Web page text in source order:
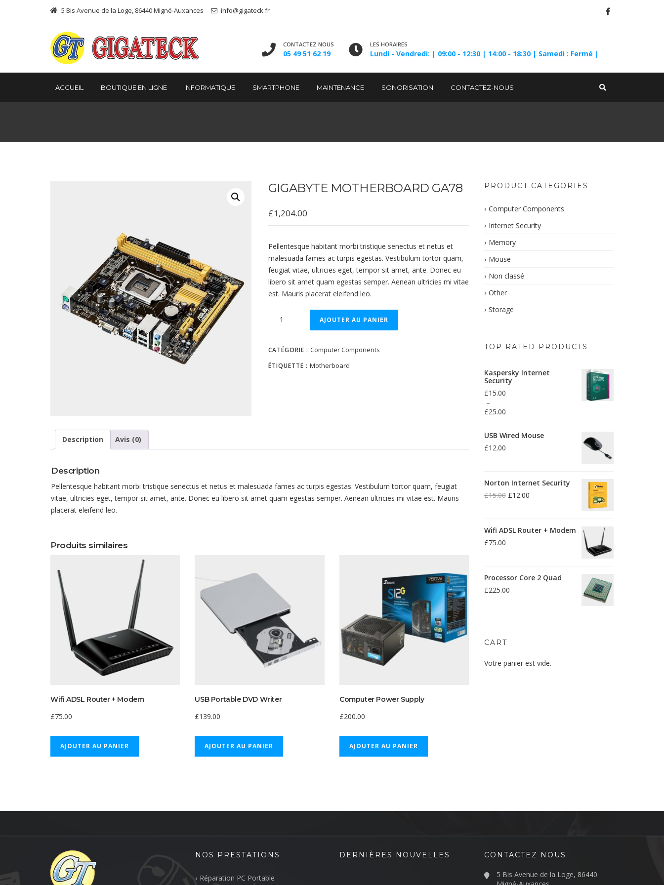
5 Bis Avenue de la Loge, 86440 Migné-Auxances info@gigateck.fr
CONTACTEZ NOUS
05 49 51 62 19
LES HORAIRES
Lundi - Vendredi: | 09:00 - 12:30 | 14:00 - 18:30 | Samedi : Fermé |
ACCUEIL BOUTIQUE EN LIGNE INFORMATIQUE SMARTPHONE MAINTENANCE SONORISATION CONTACTEZ-NOUS
GIGABYTE MOTHERBOARD GA78
£1,204.00
Pellentesque habitant morbi tristique senectus et netus et
malesuada fames ac turpis egestas. Vestibulum tortor quam,
feugiat vitae, ultricies eget, tempor sit amet, ante. Donec eu
libero sit amet quam egestas semper. Aenean ultricies mi vitae
est. Mauris placerat eleifend leo.
quantité
Motherboard
GA78
AJOUTER AU PANIER
CATÉGORIE : Computer Components
ÉTIQUETTE : Motherboard
Description Avis (0)
Description
Pellentesque habitant morbi tristique senectus et netus et malesuada fames ac turpis egestas. Vestibulum tortor quam, feugiat
vitae, ultricies eget, tempor sit amet, ante. Donec eu libero sit amet quam egestas semper. Aenean ultricies mi vitae est. Mauris
placerat eleifend leo.
Produits similaires
Wifi ADSL Router + Modem
£75.00
AJOUTER AU PANIER
USB Portable DVD Writer
£139.00
AJOUTER AU PANIER
Computer Power Supply
£200.00
AJOUTER AU PANIER
PRODUCT CATEGORIES
Computer Components
Internet Security
Memory
Mouse
Non classé
Other
Storage
TOP RATED PRODUCTS
Kaspersky Internet
Security
£15.00
–
£25.00
prix :
£15.00
USB Wired Mouse
£12.00
Norton Internet Security
£15.00
était :
£15.00.
£12.00
est :
£12.00.
Wifi ADSL Router + Modem
£75.00
Processor Core 2 Quad
£225.00
CART
Votre panier est vide.
NOS PRESTATIONS
Réparation PC Portable
DERNIÈRES NOUVELLES CONTACTEZ NOUS
5 Bis Avenue de la Loge, 86440